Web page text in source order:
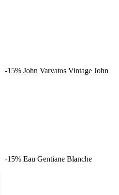
-15% John Varvatos Vintage John
-15% Eau Gentiane Blanche